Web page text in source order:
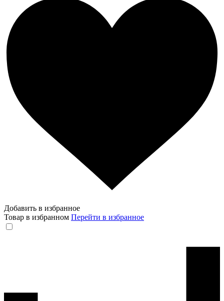
Добавить в избранное
Товар в избранном Перейти в избранное